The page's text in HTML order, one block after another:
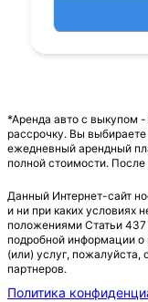
*Аренда авто с выкупом
рассрочку. Вы
ежедневный арендный
полной стоимости.
Данный Интернет-сайт
и ни при каких условиях
положениями Статьи
подробной информации о
(или) услуг,
партнеров.
Политика